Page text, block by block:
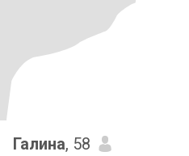
Галина, 58